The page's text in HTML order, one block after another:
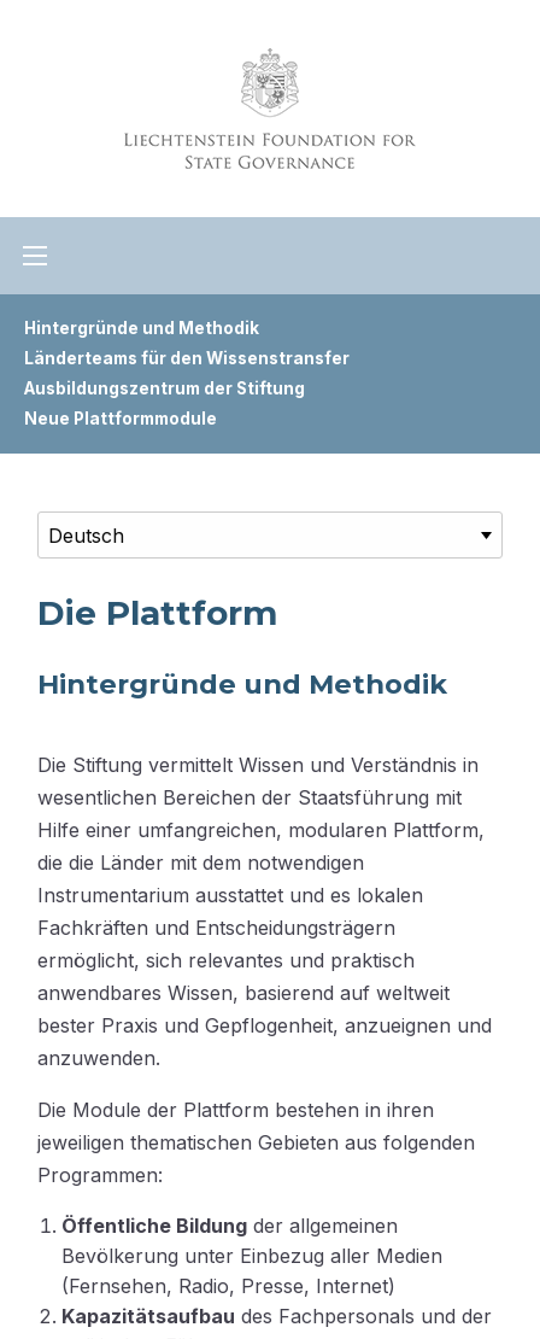
Hintergründe und Methodik
Länderteams für den Wissenstransfer
Ausbildungszentrum der Stiftung
Neue Plattformmodule
Die Plattform
Hintergründe und Methodik
Die Stiftung vermittelt Wissen und Verständnis in
wesentlichen Bereichen der Staatsführung mit
Hilfe einer umfangreichen, modularen Plattform,
die die Länder mit dem notwendigen
Instrumentarium ausstattet und es lokalen
Fachkräften und Entscheidungsträgern
ermöglicht, sich relevantes und praktisch
anwendbares Wissen, basierend auf weltweit
bester Praxis und Gepflogenheit, anzueignen und
anzuwenden.
Die Module der Plattform bestehen in ihren
jeweiligen thematischen Gebieten aus folgenden
Programmen:
Öffentliche Bildung der allgemeinen
Bevölkerung unter Einbezug aller Medien
(Fernsehen, Radio, Presse, Internet)
Kapazitätsaufbau des Fachpersonals und der